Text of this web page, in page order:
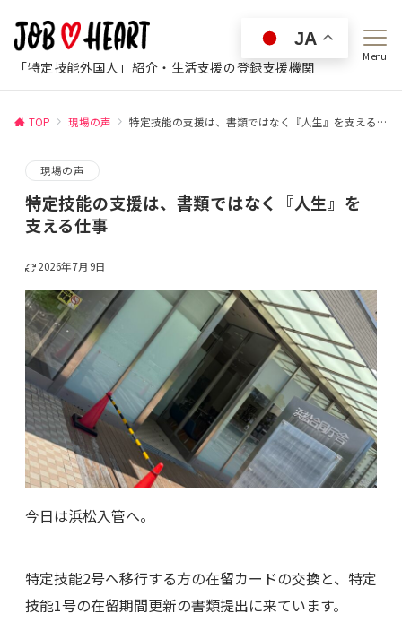
「特定技能外国人」紹介・生活支援の登録支援機関
Menu
TOP 現場の声 特定技能の支援は、書類ではなく『人生』を支える仕事
現場の声
特定技能の支援は、書類ではなく『人生』を
支える仕事
2026年7月9日
今日は浜松入管へ。
特定技能2号へ移行する方の在留カードの交換と、特定
技能1号の在留期間更新の書類提出に来ています。
JA